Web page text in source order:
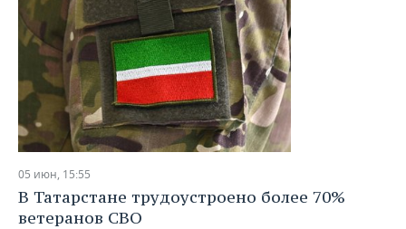
05 июн, 15:55
В Татарстане трудоустроено более 70%
ветеранов СВО